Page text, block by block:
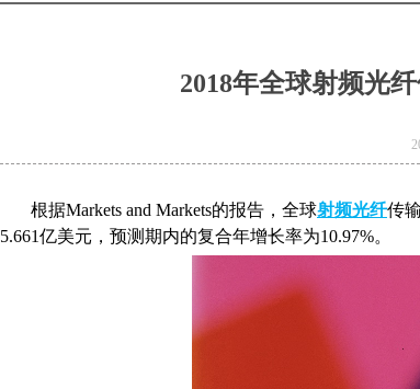
2018年全球射频光
根据Markets and Markets的报告，全球射频光纤传
5.661亿美元，预测期内的复合年增长率为10.97%。